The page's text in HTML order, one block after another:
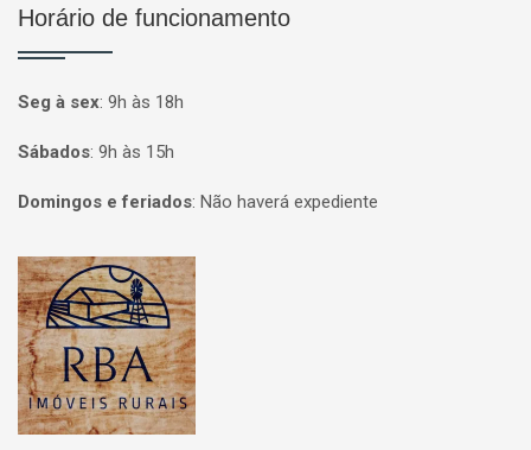
Horário de funcionamento
Seg à sex: 9h às 18h
Sábados: 9h às 15h
Domingos e feriados: Não haverá expediente
Página inicial